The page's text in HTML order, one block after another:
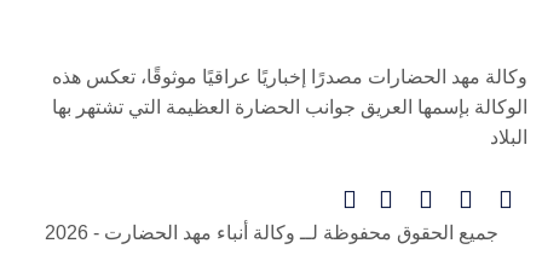
وكالة مهد الحضارات مصدرًا إخباريًا عراقيًا موثوقًا، تعكس هذه
الوكالة بإسمها العريق جوانب الحضارة العظيمة التي تشتهر بها
البلاد
جميع الحقوق محفوظة لــ وكالة أنباء مهد الحضارت - 2026